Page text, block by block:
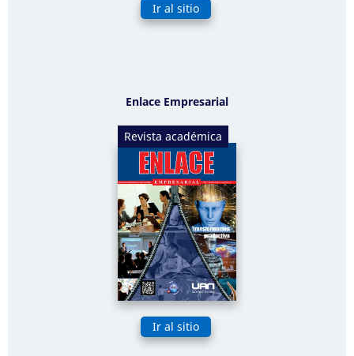
Ir al sitio
Enlace Empresarial
Revista académica
Ir al sitio